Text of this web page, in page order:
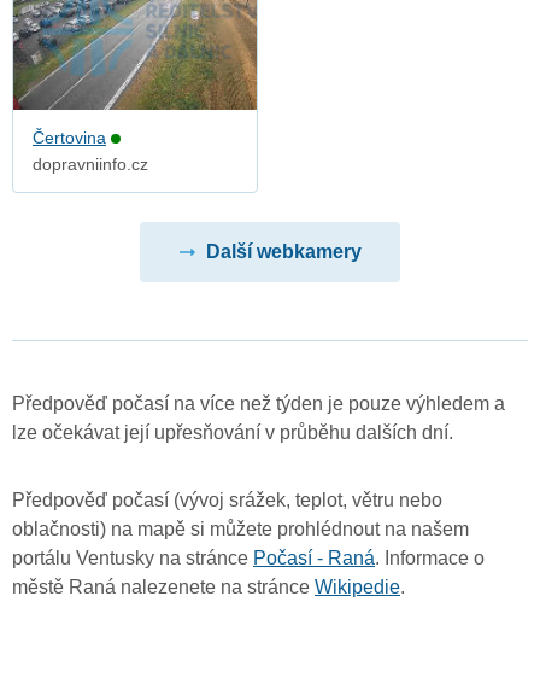
Čertovina
dopravniinfo.cz
Další webkamery
Předpověď počasí na více než týden je pouze výhledem a
lze očekávat její upřesňování v průběhu dalších dní.
Předpověď počasí (vývoj srážek, teplot, větru nebo
oblačnosti) na mapě si můžete prohlédnout na našem
portálu Ventusky na stránce Počasí - Raná. Informace o
městě Raná nalezenete na stránce Wikipedie.